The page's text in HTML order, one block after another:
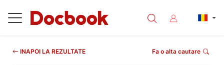
INAPOI LA REZULTATE Fa o alta cautare